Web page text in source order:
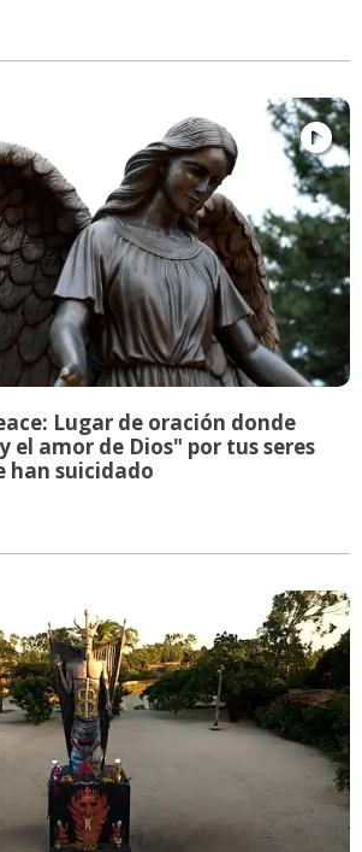
Lugar de oración donde
el amor de Dios" por tus seres
han suicidado